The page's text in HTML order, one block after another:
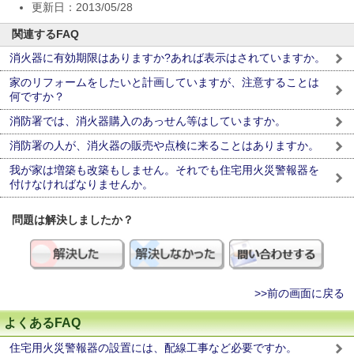
更新日：2013/05/28
関連するFAQ
消火器に有効期限はありますか?あれば表示はされていますか。
家のリフォームをしたいと計画していますが、注意することは
何ですか？
消防署では、消火器購入のあっせん等はしていますか。
消防署の人が、消火器の販売や点検に来ることはありますか。
我が家は増築も改築もしません。それでも住宅用火災警報器を
付けなければなりませんか。
問題は解決しましたか？
>>前の画面に戻る
よくあるFAQ
住宅用火災警報器の設置には、配線工事など必要ですか。